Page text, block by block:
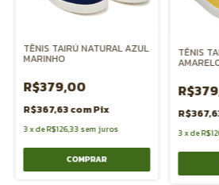
TÊNIS TAIRÚ NATURAL AZUL
MARINHO
R$379,00
R$367,63comPix
3xdeR$126,33 sem juros
COMPRAR
TÊNIS
3xde